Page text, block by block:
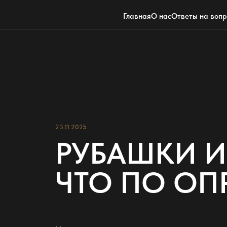
ГлавнаяО насОтветы на
23.11.2025
РУБАШКИ
ЧТО ПО